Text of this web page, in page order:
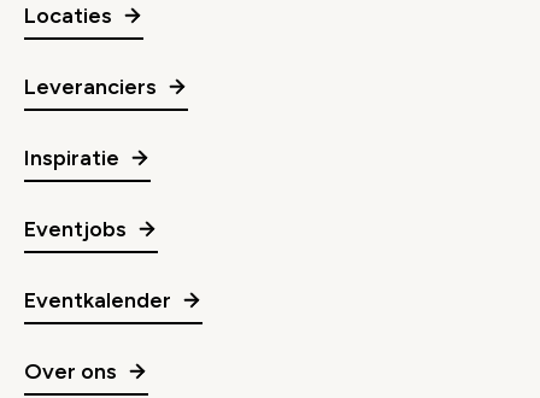
Locaties
Leveranciers
Inspiratie
Eventjobs
Eventkalender
Over ons